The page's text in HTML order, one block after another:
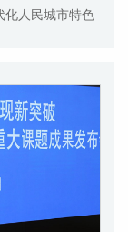
化人民城市特色